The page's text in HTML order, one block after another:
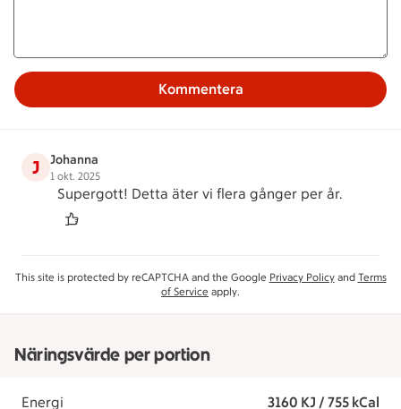
Kommentera
J Johanna
1 okt. 2025
Supergott! Detta äter vi flera gånger per år.
This site is protected by reCAPTCHA and the Google Privacy Policyand Terms
of Service apply.
Näringsvärde per portion
Energi 3160 KJ / 755 kCal